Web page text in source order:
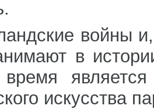
войны
в
искусства